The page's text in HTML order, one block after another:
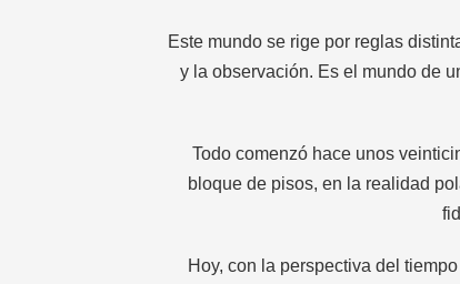
Este mundo se rige por reglas
y la observación. Es el mundo de
Todo comenzó hace unos
bloque de pisos, en la realidad
Hoy, con la perspectiva del